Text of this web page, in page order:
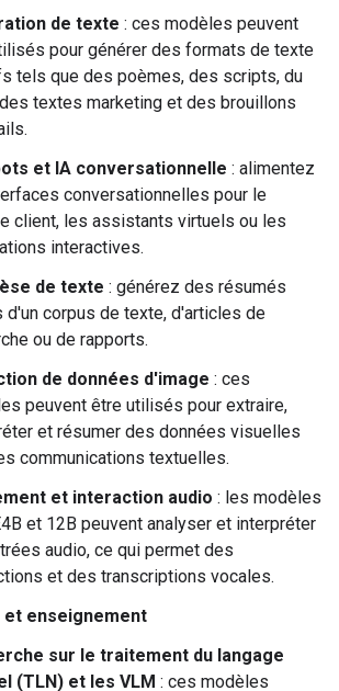
de texte : ces modèles peuvent
pour générer des formats de texte
tels que des poèmes, des scripts, du
textes marketing et des brouillons
et IA conversationnelle : alimentez
conversationnelles pour le
client, les assistants virtuels ou les
interactives.
de texte : générez des résumés
d'un corpus de texte, d'articles de
ou de rapports.
de données d'image : ces
peuvent être utilisés pour extraire,
et résumer des données visuelles
communications textuelles.
et interaction audio : les modèles
et 12B peuvent analyser et interpréter
audio, ce qui permet des
et des transcriptions vocales.
et enseignement
sur le traitement du langage
(TLN) et les VLM : ces modèles